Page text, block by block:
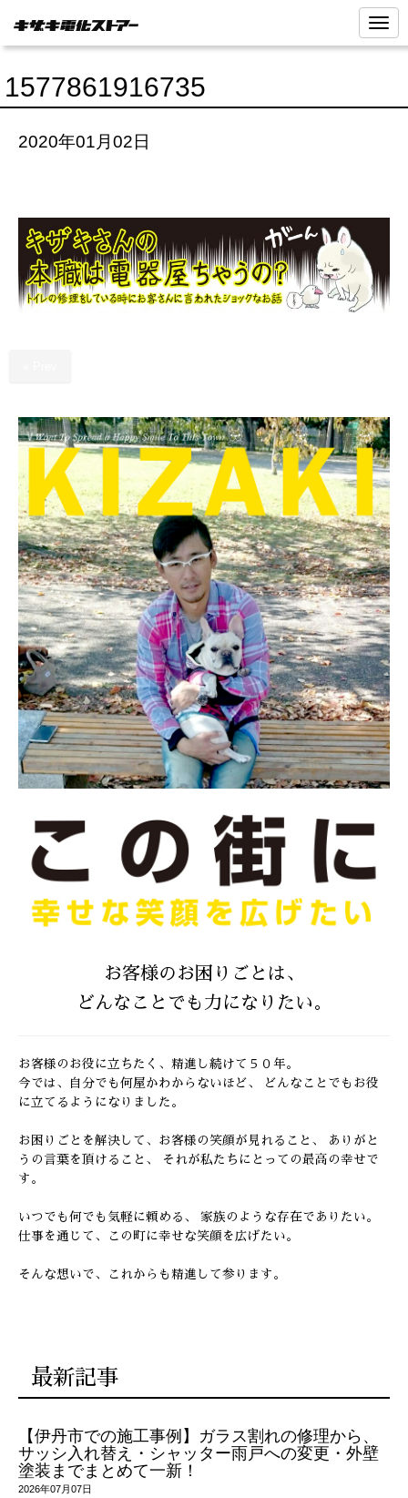
N
a
v
t
1577861916735
2020年01月02日
お客様のお困りごとは、
どんなことでも力になりたい。
お客様のお役に立ちたく、精進し続けて５０年。
今では、自分でも何屋かわからないほど、
どんなことでもお役
に立てるようになりました。
お困りごとを解決して、お客様の笑顔が見れること、
ありがと
うの言葉を頂けること、
それが私たちにとっての最高の幸せで
す。
いつでも何でも気軽に頼める、 家族のような存在でありたい。
仕事を通じて、この町に幸せな笑顔を広げたい。
そんな想いで、これからも精進して参ります。
最新記事
【伊丹市での施工事例】ガラス割れの修理から、
サッシ入れ替え・シャッター雨戸への変更・外壁
塗装までまとめて一新！
2026年07月07日